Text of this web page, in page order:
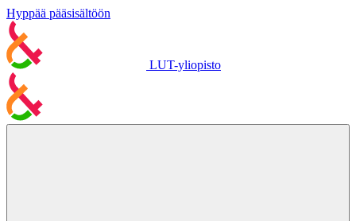
Hyppää pääsisältöön
LUT-yliopisto